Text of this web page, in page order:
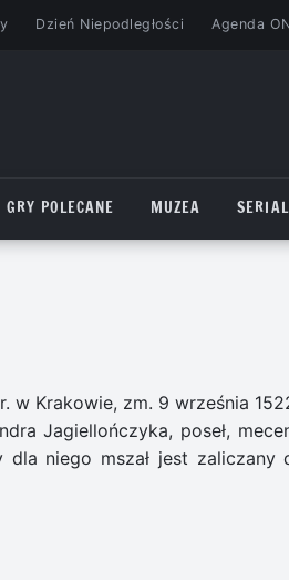
Dzień Niepodległości Agenda
GRY POLECANE MUZEA
w Krakowie, zm. 9 września
Jagiellończyka, poseł,
niego mszał jest zaliczany